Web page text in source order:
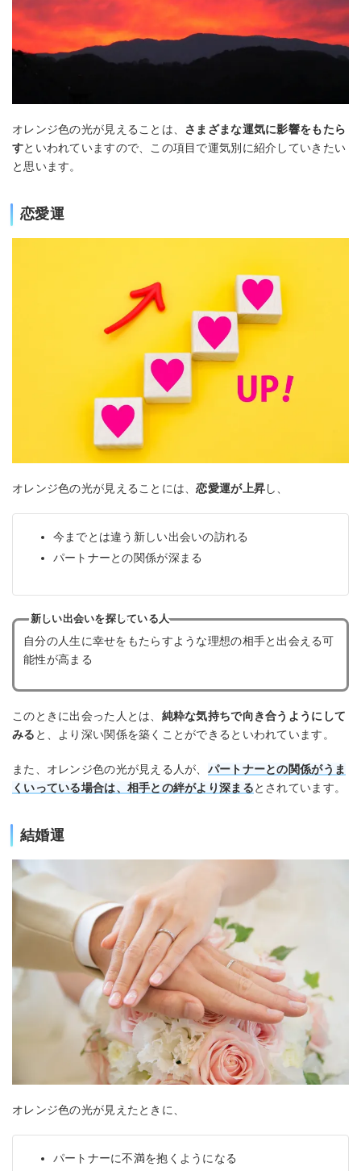
オレンジ色の光が見えることは、 さまざまな運気に影響をもたら
すといわれていますので、この項目で運気別に紹介していきたい
と思います。
恋愛運
オレンジ色の光が見えることには、恋愛運が上昇し、
今までとは違う新しい出会いの訪れる
パートナーとの関係が深まる
新しい出会いを探している人
自分の人生に幸せをもたらすような理想の相手と出会える可
能性が高まる
このときに出会った人とは、 純粋な気持ちで向き合うようにして
みる と、より深い関係を築くことができるといわれています。
また、オレンジ色の光が見える人が、 パートナーとの関係がうま
くいっている場合は、相手との絆がより深まるとされています。
結婚運
オレンジ色の光が見えたときに、
パートナーに不満を抱くようになる